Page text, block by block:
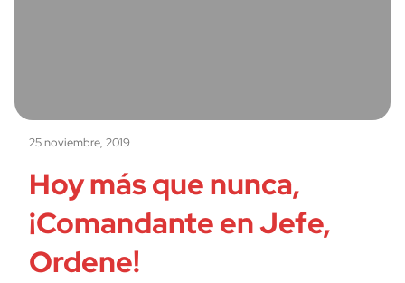
25 noviembre, 2019
Hoy más que nunca,
¡Comandante en Jefe,
Ordene!